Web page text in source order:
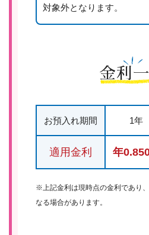
対象外となります。
金利
お預入れ期間 1年
適用金利 年
※上記金利は現時点の金利であり
なる場合があります。